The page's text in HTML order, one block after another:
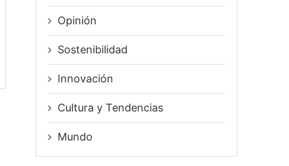
Opinión
Sostenibilidad
Innovación
⁠Cultura y Tendencias
Mundo